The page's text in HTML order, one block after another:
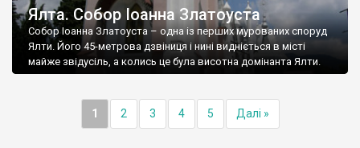
Ялта. Собор Іоанна Златоуста
Собор Іоанна Златоуста – одна із перших мурованих споруд
Ялти. Його 45-метрова дзвіниця і нині видніється в місті
майже звідусіль, а колись це була висотна домінанта Ялти.
1 2 3 4 5 Далі »